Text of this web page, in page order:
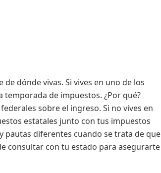
dónde vivas. Si vives en uno de los
de impuestos. ¿Por qué?
sobre el ingreso. Si no vives en
estatales junto con tus impuestos
pautas diferentes cuando se trata de que
consultar con tu estado para asegurarte